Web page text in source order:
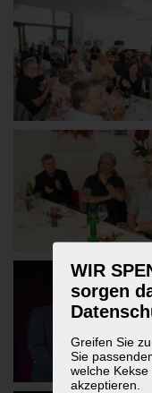
WIR
sorgen
Greifen Sie
Sie
welche
akzeptieren.